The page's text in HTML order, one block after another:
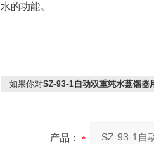
水的功能。
如果你对SZ-93-1自动双重纯水蒸馏器
产品：